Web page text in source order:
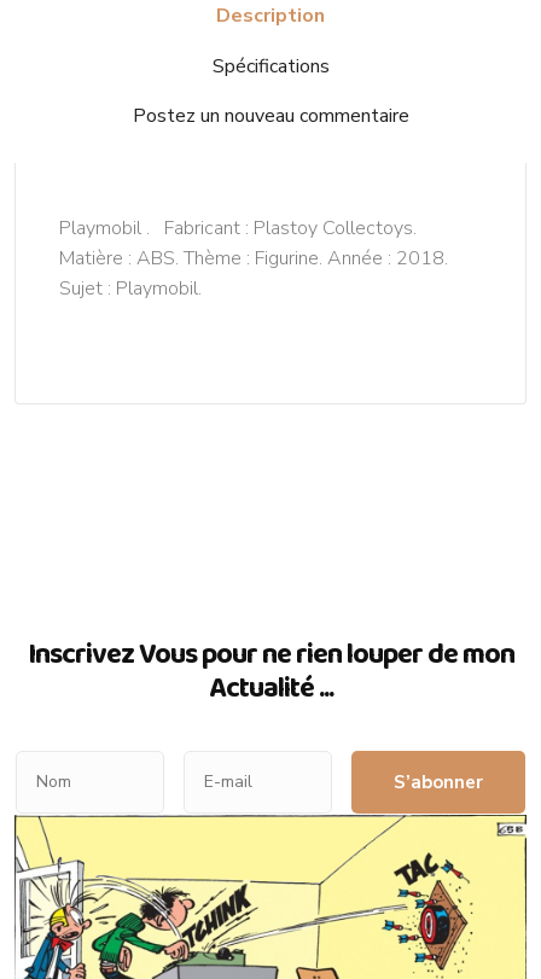
Description
Spécifications
Postez un nouveau commentaire
Playmobil . Fabricant : Plastoy Collectoys.
Matière : ABS. Thème : Figurine. Année : 2018.
Sujet : Playmobil.
Inscrivez Vous pour ne rien louper de mon
Actualité ...
S’abonner